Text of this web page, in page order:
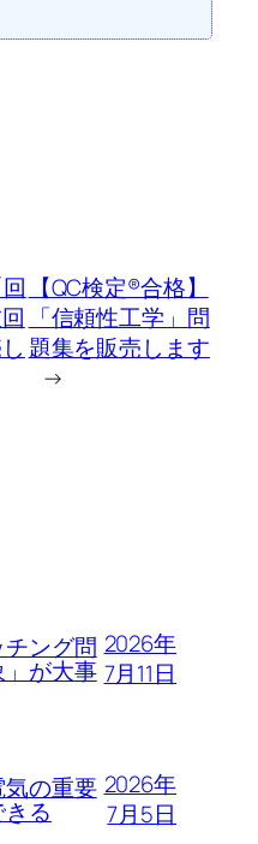
【QC検定®合格】
「信頼性工学」問
題集を販売します
→
ング問
が大事
2026年
7月11日
気の重要
る
2026年
7月5日